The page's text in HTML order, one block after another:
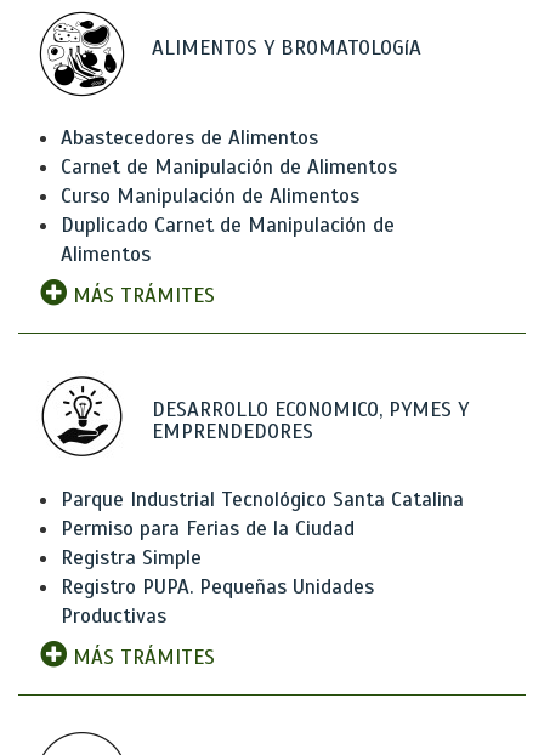
ALIMENTOS Y BROMATOLOGíA
Abastecedores de Alimentos
Carnet de Manipulación de Alimentos
Curso Manipulación de Alimentos
Duplicado Carnet de Manipulación de
Alimentos
MÁS TRÁMITES
DESARROLLO ECONOMICO, PYMES Y
EMPRENDEDORES
Parque Industrial Tecnológico Santa Catalina
Permiso para Ferias de la Ciudad
Registra Simple
Registro PUPA. Pequeñas Unidades
Productivas
MÁS TRÁMITES